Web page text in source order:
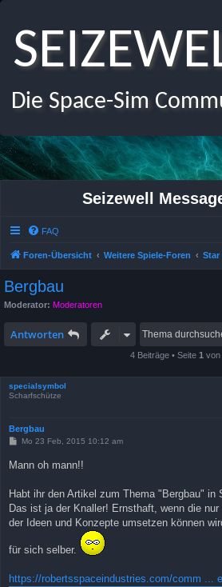
Die Space-Sim
Seizewell
FAQ
Foren-Übersicht Weitere Spiele-Foren Star
Bergbau
Moderator: Moderatoren
Antworten
4 Beiträge • Seite 1 von
specialsymbol
Scharfschütze
Bergbau
B
t
a
g
Mo 23 Feb, 2015 10:12 am
Mann oh mann!!
Habt ihr den Artikel zum Thema "Bergbau" in
Das ist ja der Knaller! Ernsthaft, wenn die
der Ideen und Konzepte umsetzen können
für sich selber.
https://robertsspaceindustries.com/comm ...